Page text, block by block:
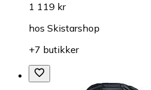
1 119 kr
hos Skistarshop
+7 butikker